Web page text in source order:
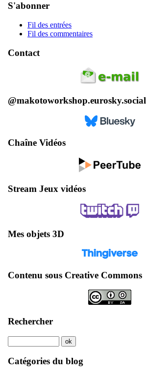
S'abonner
Fil des entrées
Fil des commentaires
Contact
@makotoworkshop.eurosky.social
Chaîne Vidéos
Stream Jeux vidéos
Mes objets 3D
Contenu sous Creative Commons
Rechercher
Catégories du blog